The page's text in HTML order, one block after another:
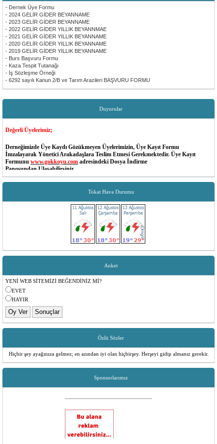
Duyurular
İmzalayarak Yönetici Arakadaşlara Teslim Etmesi Gerekmektedir. Üye Kayıt
Formunuwww.gokkoyu.comadresindeki Dosya İndirme
Panosundan Ulaşabilirsiniz...
Değerli Üyelerimiz;
Dernek MESAJ Sisteminde Cep Telefon Numaraları Değişen Yada Güncel Olmayan
Üyelerimiz Dernek Yöneticileri İle İrtibata Gecip Telefon Numaralarını Güncellettirebilir...
Aidat Borçlarınızı Aşağıdaki Banka Hesaplarımıza T.C Kimlik No Belirterek
Şube Kodu: 787
Hesap No: 6298579
IBAN: TR65 0006 2000 7870 0006 2985 79
Hesap Sahibi: TOKAT REŞADİYE GÖKKÖYÜ SOSYAL YARDIMLAŞMA
Tokat Hava Durumu
Anket
YENİ WEB SİTEMİZİ BEĞENDİNİZ Mİ?
EVET
HAYIR
Özlü Sözler
Hiçbir şey ayağınıza gelmez; en azından iyi olan hiçbirşey. Herşeyi gidip almanız gerekir.
Sponsorlarımız
- Dernek Üye Formu
- 2024 GELİR GİDER BEYANNAME
- 2023 GELİR GİDER BEYANNAME
- 2022 GELİR GİDER YILLIK BEYANNMAE
- 2021 GELİR GİDER YILLIK BEYANNAME
- 2020 GELİR GİDER YILLIK BEYANNAME
- 2019 GELİR GİDER YILLIK BEYANNAME
- Burs Başvuru Formu
- Kaza Tespit Tutanağı
- İş Sözleşme Örneği
- 6292 sayılı Kanun 2/B ve Tarım Arazileri BAŞVURU FORMU